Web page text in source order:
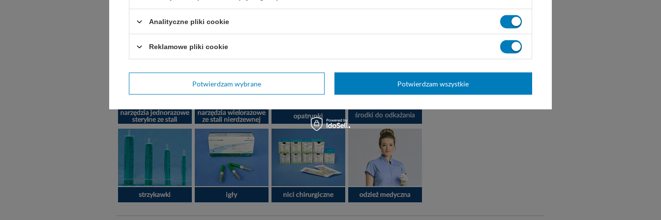
Analityczne pliki cookie
Reklamowe pliki cookie
Potwierdzam wybrane Potwierdzam wszystkie